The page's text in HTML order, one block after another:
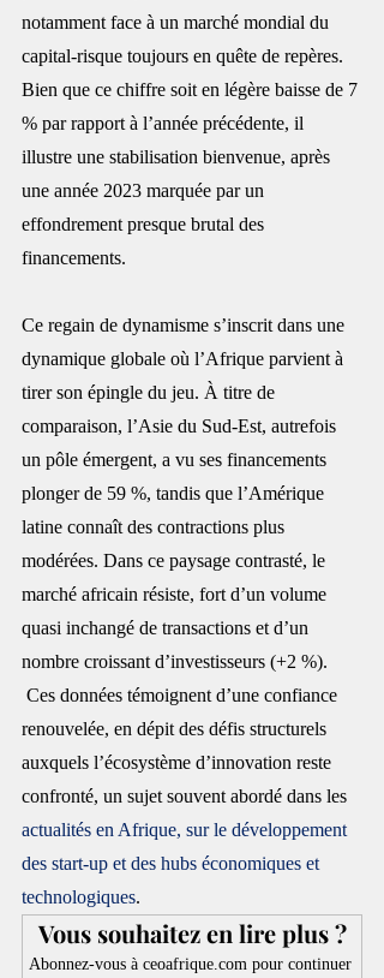
notamment face à un marché mondial du
capital-risque toujours en quête de repères.
Bien que ce chiffre soit en légère baisse de 7
% par rapport à l’année précédente, il
illustre une stabilisation bienvenue, après
une année 2023 marquée par un
effondrement presque brutal des
financements.
Ce regain de dynamisme s’inscrit dans une
dynamique globale où l’Afrique parvient à
tirer son épingle du jeu. À titre de
comparaison, l’Asie du Sud-Est, autrefois
un pôle émergent, a vu ses financements
plonger de 59 %, tandis que l’Amérique
latine connaît des contractions plus
modérées. Dans ce paysage contrasté, le
marché africain résiste, fort d’un volume
quasi inchangé de transactions et d’un
nombre croissant d’investisseurs (+2 %).
Ces données témoignent d’une confiance
renouvelée, en dépit des défis structurels
auxquels l’écosystème d’innovation reste
confronté, un sujet souvent abordé dans les
actualités en Afrique, sur le développement
des start-up et des hubs économiques et
technologiques.
Vous souhaitez en lire plus ?
Abonnez-vous à ceoafrique.com pour continuer